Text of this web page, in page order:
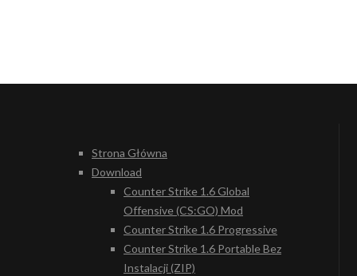
Strona Główna
Download
Counter Strike 1.6 Global
Offensive (CS:GO) Mod
Counter Strike 1.6 Progressive
Counter Strike 1.6 Portable Bez
Instalacji (ZIP)